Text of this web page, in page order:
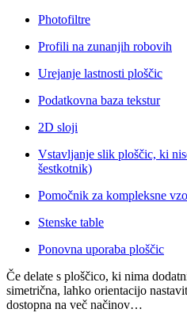
Photofiltre
Profili na zunanjih robovih
Urejanje lastnosti ploščic
Podatkovna baza tekstur
2D sloji
Vstavljanje slik ploščic, ki
šestkotnik)
Pomočnik za kompleksne
Stenske table
Ponovna uporaba ploščic
Če delate s ploščico, ki nima
simetrična, lahko orientacijo
dostopna na več načinov…